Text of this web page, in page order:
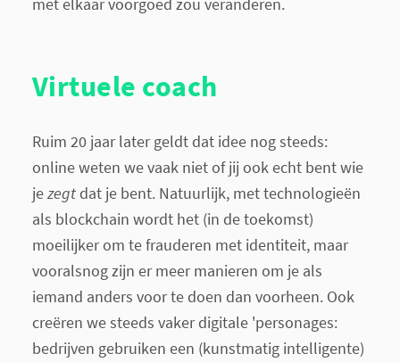
Virtuele coach
Ruim 20 jaar later geldt dat idee nog steeds:
online weten we vaak niet of jij ook echt bent wie
jezegtdat je bent. Natuurlijk, met technologieën
als blockchain wordt het (in de toekomst)
moeilijker om te frauderen met identiteit, maar
vooralsnog zijn er meer manieren om je als
iemand anders voor te doen dan voorheen. Ook
creëren we steeds vaker digitale 'personages:
bedrijven gebruiken een (kunstmatig intelligente)